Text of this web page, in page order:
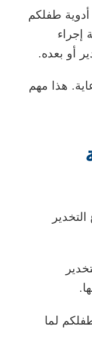
طفلكم
إجراء
أو بعده.
هذا مهم
لما